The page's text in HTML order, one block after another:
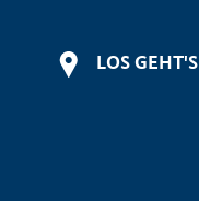
LOS GEHT'S